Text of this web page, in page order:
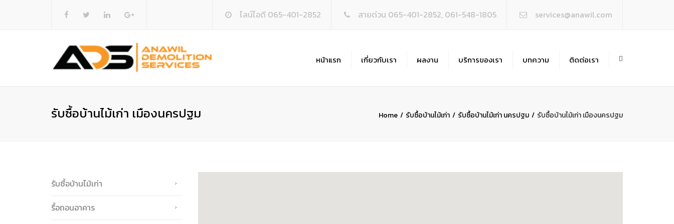
ไลน์ไอดี 065-401-2852 สายด่วน 065-401-2852, 061-548-1805 services@anawil.com
หน้าแรก เกี่ยวกับเรา ผลงาน บริการของเรา บทความ ติดต่อเรา
รับซื้อบ้านไม้เก่า เมืองนครปฐม Home รับซื้อบ้านไม้เก่า รับซื้อบ้านไม้เก่า นครปฐม รับซื้อบ้านไม้เก่า เมืองนครปฐม
รับซื้อบ้านไม้เก่า
รื้อถอนอาคาร